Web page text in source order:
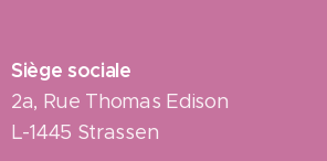
Siège sociale
2a, Rue Thomas Edison
L-1445 Strassen